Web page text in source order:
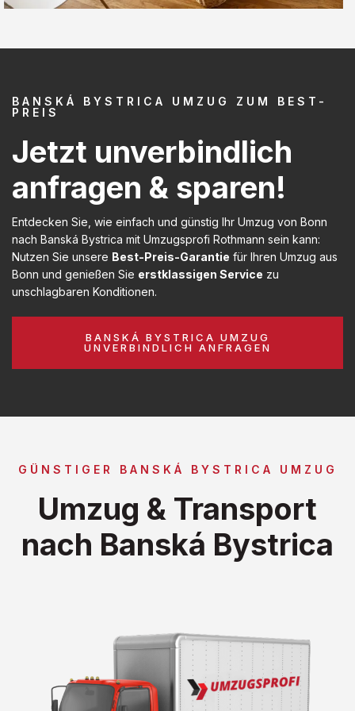
BANSKÁ BYSTRICA UMZUG ZUM BEST-
PREIS
Jetzt unverbindlich
anfragen & sparen!
Entdecken Sie, wie einfach und günstig Ihr Umzug von Bonn
nach Banská Bystrica mit Umzugsprofi Rothmann sein kann:
Nutzen Sie unsere Best-Preis-Garantie für Ihren Umzug aus
Bonn und genießen Sie erstklassigen Service zu
unschlagbaren Konditionen.
BANSKÁ BYSTRICA UMZUG
UNVERBINDLICH ANFRAGEN
GÜNSTIGER BANSKÁ BYSTRICA UMZUG
Umzug & Transport
nach Banská Bystrica